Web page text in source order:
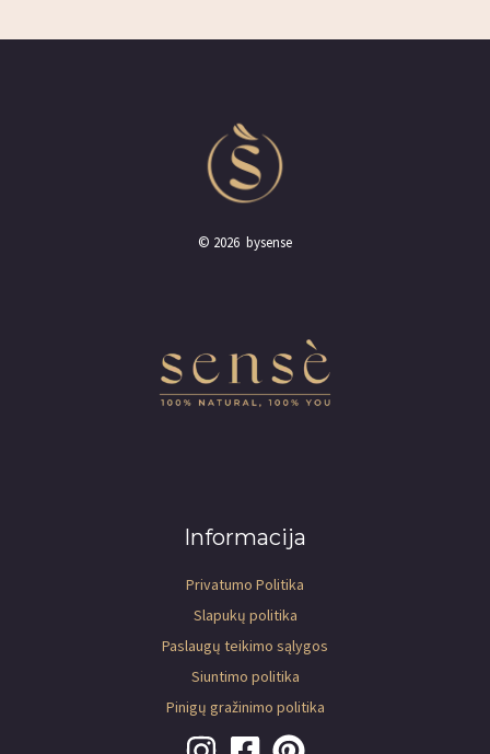
© 2026 bysense
Informacija
Privatumo Politika
Slapukų politika
Paslaugų teikimo sąlygos
Siuntimo politika
Pinigų gražinimo politika